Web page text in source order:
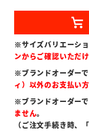
※サイズバリエーショ
ンからご確認いただ
※ブランドオーダーで
ィ）以外のお支払い
※ブランドオーダーで
ません。
（ご注文手続き時、